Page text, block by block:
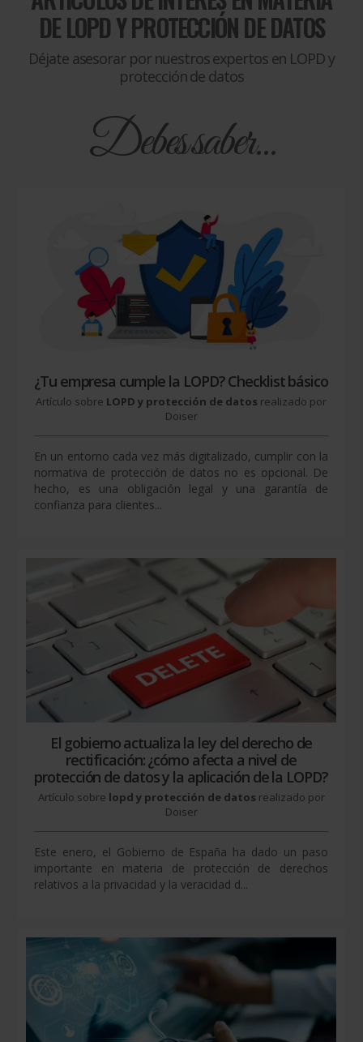
DELOPD Y PROTECCIÓN DE DATOS
Déjate asesorar por nuestros expertos en LOPD y
protección de datos
Debes saber...
¿Tu empresa cumple la LOPD? Checklist básico
Artículo sobre LOPD y protección de datos realizado por
Doiser
En un entorno cada vez más digitalizado, cumplir con la
normativa de protección de datos no es opcional. De
hecho, es una obligación legal y una garantía de
confianza para clientes...
El gobierno actualiza la ley del derecho de
rectificación: ¿cómo afecta a nivel de
protección de datos y la aplicación de la LOPD?
Artículo sobre lopd y protección de datos realizado por
Doiser
Este enero, el Gobierno de España ha dado un paso
importante en materia de protección de derechos
relativos a la privacidad y la veracidad d...